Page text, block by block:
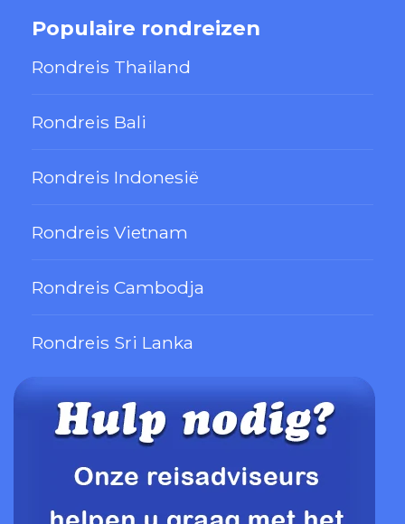
Populaire rondreizen
Rondreis Thailand
Rondreis Bali
Rondreis Indonesië
Rondreis Vietnam
Rondreis Cambodja
Rondreis Sri Lanka